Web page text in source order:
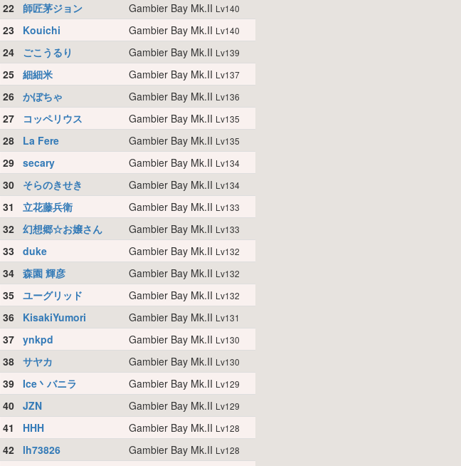
22 師匠茅ジョン Gambier Bay Mk.II Lv140
23 Kouichi Gambier Bay Mk.II Lv140
24 ごこうるり Gambier Bay Mk.II Lv139
25 細細米 Gambier Bay Mk.II Lv137
26 かぼちゃ Gambier Bay Mk.II Lv136
27 コッペリウス Gambier Bay Mk.II Lv135
28 La Fere Gambier Bay Mk.II Lv135
29 secary Gambier Bay Mk.II Lv134
30 そらのきせき Gambier Bay Mk.II Lv134
31 立花藤兵衛 Gambier Bay Mk.II Lv133
32 幻想郷☆お嬢さん Gambier Bay Mk.II Lv133
33 duke Gambier Bay Mk.II Lv132
34 森園 輝彦 Gambier Bay Mk.II Lv132
35 ユーグリッド Gambier Bay Mk.II Lv132
36 KisakiYumori Gambier Bay Mk.II Lv131
37 ynkpd Gambier Bay Mk.II Lv130
38 サヤカ Gambier Bay Mk.II Lv130
39 Ice丶バニラ Gambier Bay Mk.II Lv129
40 JZN Gambier Bay Mk.II Lv129
41 HHH Gambier Bay Mk.II Lv128
42 lh73826 Gambier Bay Mk.II Lv128